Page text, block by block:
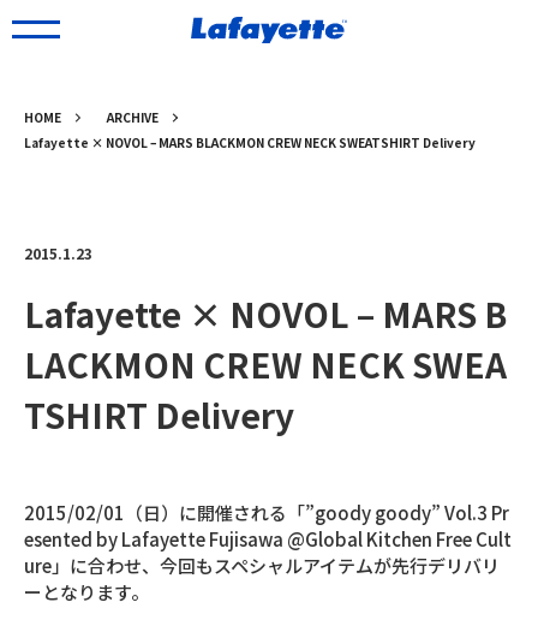
HOME
ARCHIVE
Lafayette × NOVOL – MARS BLACKMON CREW NECK SWEATSHIRT Delivery
2015.1.23
Lafayette × NOVOL – MARS B
LACKMON CREW NECK SWEA
TSHIRT Delivery
2015/02/01（日）に開催される「”goody goody” Vol.3 Pr
esented by Lafayette Fujisawa @Global Kitchen Free Cult
ure」に合わせ、今回もスペシャルアイテムが先行デリバリ
ーとなります。